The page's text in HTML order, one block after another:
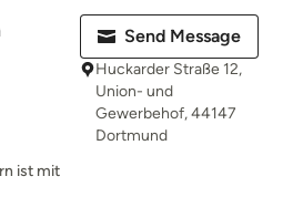
ist mit
Send Message
Huckarder Straße 12,
Union- und
Gewerbehof, 44147
Dortmund